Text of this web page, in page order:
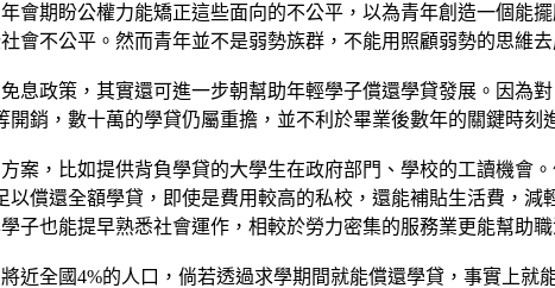
會期盼公權力能矯正這些面向的不公平，以為青年創造一個能
會不公平。然而青年並不是弱勢族群，不能用照顧弱勢的思維
息政策，其實還可進一步朝幫助年輕學子償還學貸發展。因為
銷，數十萬的學貸仍屬重擔，並不利於畢業後數年的關鍵時
案，比如提供背負學貸的大學生在政府部門、學校的工讀機會
以償還全額學貸，即使是費用較高的私校，還能補貼生活費，
子也能提早熟悉社會運作，相較於勞力密集的服務業更能幫助
近全國4%的人口，倘若透過求學期間就能償還學貸，事實上